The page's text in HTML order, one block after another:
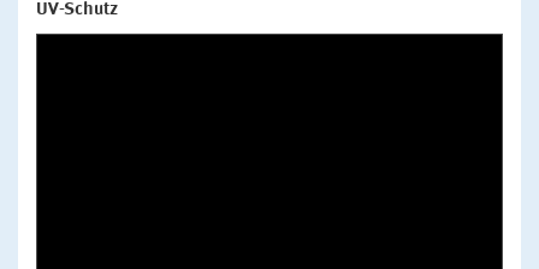
UV-Schutz